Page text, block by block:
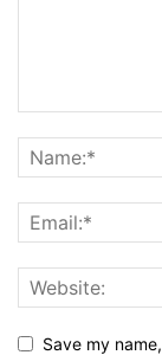
Save my